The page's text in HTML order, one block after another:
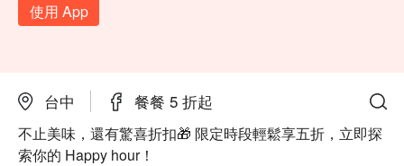
使用 App
台中 餐餐 5 折起
不止美味，還有驚喜折扣🎁 限定時段輕鬆享五折，立即探
索你的 Happy hour！